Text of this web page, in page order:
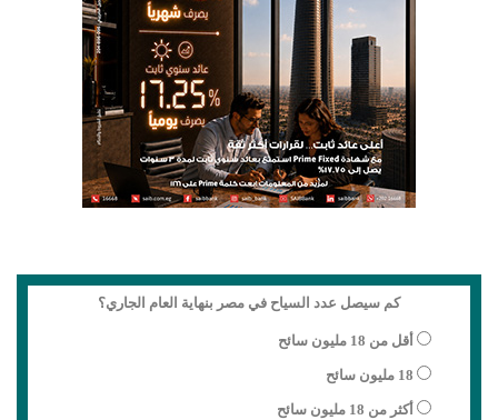
كم سيصل عدد السياح في مصر بنهاية العام الجاري؟
أقل من 18 مليون سائح
18 مليون سائح
أكثر من 18 مليون سائح